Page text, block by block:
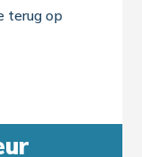
terug op